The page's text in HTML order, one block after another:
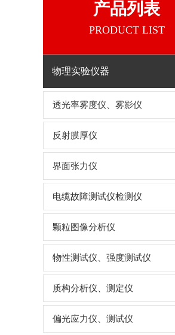
产品列表
PRODUCT LIST
物理实验仪器
透光率雾度仪、雾影仪
反射膜厚仪
界面张力仪
电缆故障测试仪检测仪
颗粒图像分析仪
物性测试仪、强度测试仪
质构分析仪、测定仪
偏光应力仪、测试仪